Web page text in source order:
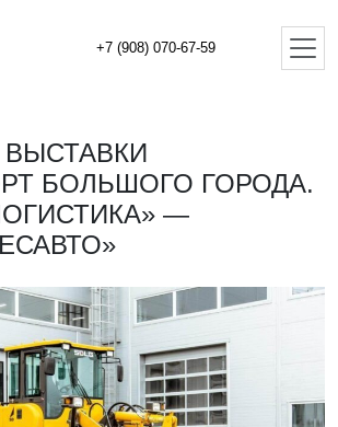
+7 (908) 070-67-59
БОЛЬШОГО ГОРОДА.
—